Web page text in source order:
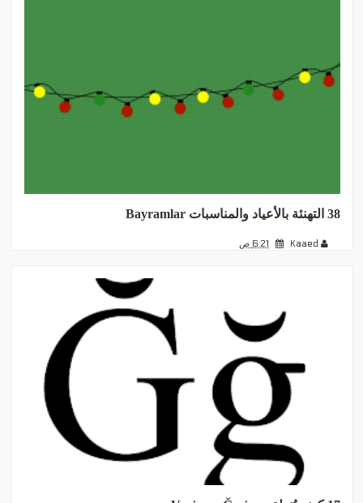
38 التهنئة بالأعياد والمناسبات Bayramlar
Kaaed 6:21 ص